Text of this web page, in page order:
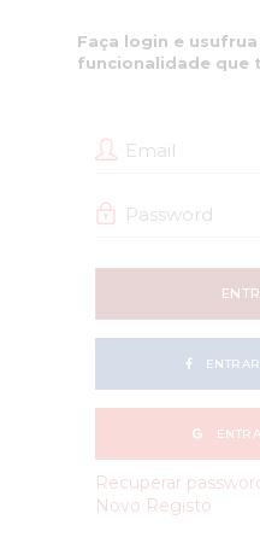
Faça login e
funcionalidade que
ENTRAR
Recuperar
Novo Registo